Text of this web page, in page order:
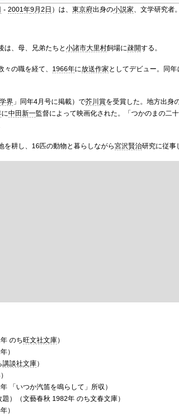
- 2001年9月2日 ）は、 東京府出身の小説家 、文学研究者。
は、母、兄弟たちと小諸市大里村飼場に疎開する。
々の職を経て、 1966年に放送作家としてデビュー。同
界 」同年4月号に掲載）で芥川賞を受賞した。地方出身
に中田新一監督によって映画化された。「つかのまの二
を耕し、16匹の動物と暮らしながら宮沢賢治研究に従事
のち旺文社文庫）
）
講談社文庫）
「いつか汽笛を鳴らして」所収）
）（文藝春秋 1982年 のち文春文庫）
）